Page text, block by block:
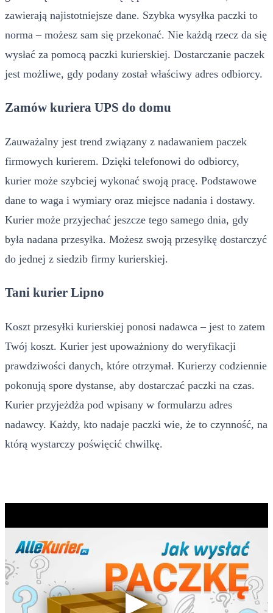
zawierają najistotniejsze dane. Szybka wysyłka paczki to
norma – możesz sam się przekonać. Nie każdą rzecz da się
wysłać za pomocą paczki kurierskiej. Dostarczanie paczek
jest możliwe, gdy podany został właściwy adres odbiorcy.
Zamów kuriera UPS do domu
Zauważalny jest trend związany z nadawaniem paczek
firmowych kurierem. Dzięki telefonowi do odbiorcy,
kurier może szybciej wykonać swoją pracę. Podstawowe
dane to waga i wymiary oraz miejsce nadania i dostawy.
Kurier może przyjechać jeszcze tego samego dnia, gdy
była nadana przesyłka. Możesz swoją przesyłkę dostarczyć
do jednej z siedzib firmy kurierskiej.
Tani kurier Lipno
Koszt przesyłki kurierskiej ponosi nadawca – jest to zatem
Twój koszt. Kurier jest upoważniony do weryfikacji
prawdziwości danych, które otrzymał. Kurierzy codziennie
pokonują spore dystanse, aby dostarczać paczki na czas.
Kurier przyjeżdża pod wpisany w formularzu adres
nadawcy. Każdy, kto nadaje paczki wie, że to czynność, na
którą wystarczy poświęcić chwilkę.